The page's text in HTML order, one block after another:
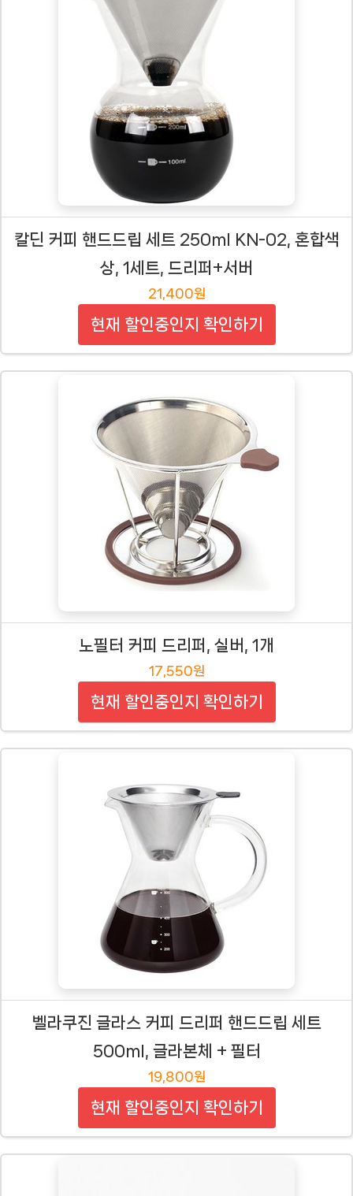
칼딘 커피 핸드드립 세트 250ml KN-02, 혼합색
상, 1세트, 드리퍼+서버
21,400원
현재 할인중인지 확인하기
노필터 커피 드리퍼, 실버, 1개
17,550원
현재 할인중인지 확인하기
벨라쿠진 글라스 커피 드리퍼 핸드드립 세트
500ml, 글라본체 + 필터
19,800원
현재 할인중인지 확인하기